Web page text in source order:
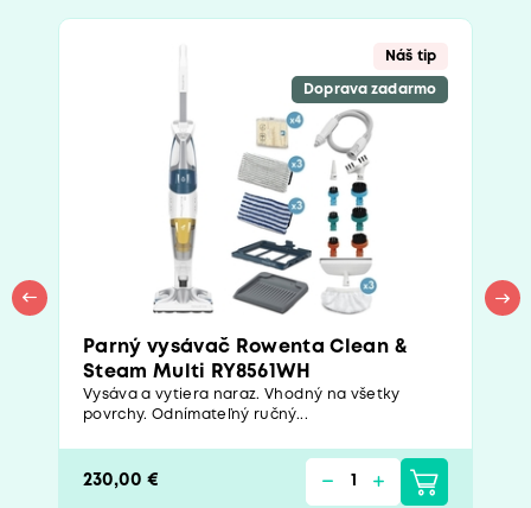
Náš tip
Doprava zadarmo
Parný vysávač Rowenta Clean &
Steam Multi RY8561WH
Vysáva a vytiera naraz. Vhodný na všetky
povrchy. Odnímateľný ručný...
230,00 €